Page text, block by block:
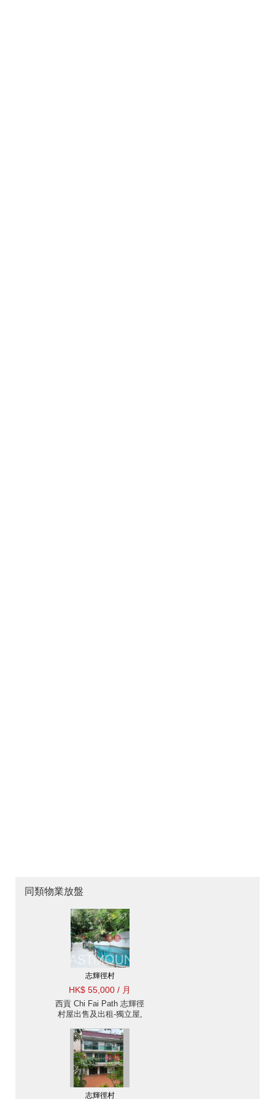
同類物業放盤
志輝徑村
HK$ 55,000 / 月
西貢 Chi Fai Path 志輝徑
村屋出售及出租-獨立屋,
租單位
志輝徑村